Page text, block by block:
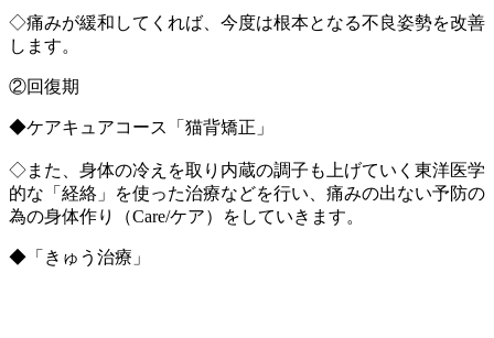
◇痛みが緩和してくれば、今度は根本となる不良姿勢を改善
します。
②回復期
◆ケアキュアコース「猫背矯正」
◇また、身体の冷えを取り内蔵の調子も上げていく東洋医学
的な「経絡」を使った治療などを行い、痛みの出ない予防の
為の身体作り（Care/ケア）をしていきます。
◆「きゅう治療」